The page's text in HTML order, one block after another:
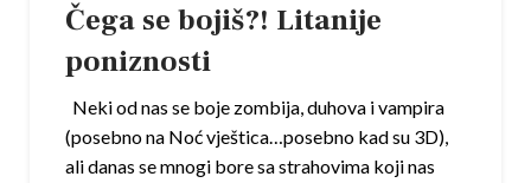
Čega se bojiš?! Litanije
poniznosti
Neki od nas se boje zombija, duhova i vampira
(posebno na Noć vještica…posebno kad su 3D),
ali danas se mnogi bore sa strahovima koji nas